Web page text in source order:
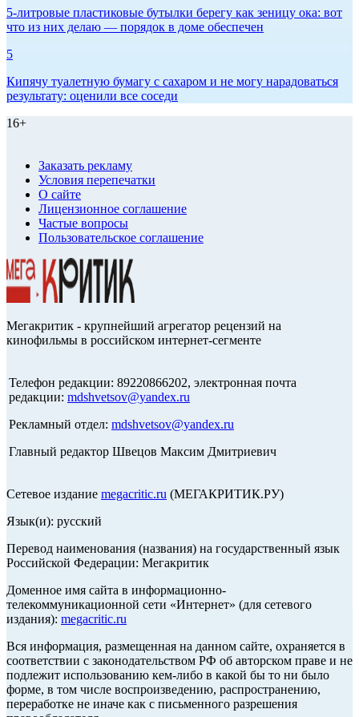
5-литровые пластиковые бутылки берегу как зеницу ока: вот
что из них делаю — порядок в доме обеспечен
5
Кипячу туалетную бумагу с сахаром и не могу нарадоваться
результату: оценили все соседи
16+
Заказать рекламу
Условия перепечатки
О сайте
Лицензионное соглашение
Частые вопросы
Пользовательское соглашение
Мегакритик - крупнейший агрегатор рецензий на
кинофильмы в российском интернет-сегменте
Телефон редакции: 89220866202, электронная почта
редакции: mdshvetsov@yandex.ru
Рекламный отдел: mdshvetsov@yandex.ru
Главный редактор Швецов Максим Дмитриевич
Сетевое издание megacritic.ru (МЕГАКРИТИК.РУ)
Язык(и): русский
Перевод наименования (названия) на государственный язык
Российской Федерации: Мегакритик
Доменное имя сайта в информационно-
телекоммуникационной сети «Интернет» (для сетевого
издания): megacritic.ru
Вся информация, размещенная на данном сайте, охраняется в
соответствии с законодательством РФ об авторском праве и не
подлежит использованию кем-либо в какой бы то ни было
форме, в том числе воспроизведению, распространению,
переработке не иначе как с письменного разрешения